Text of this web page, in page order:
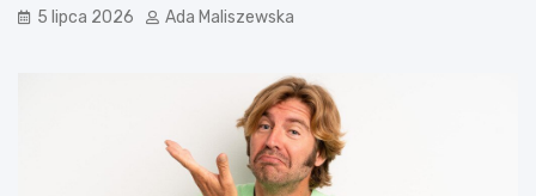
5 lipca 2026 Ada Maliszewska